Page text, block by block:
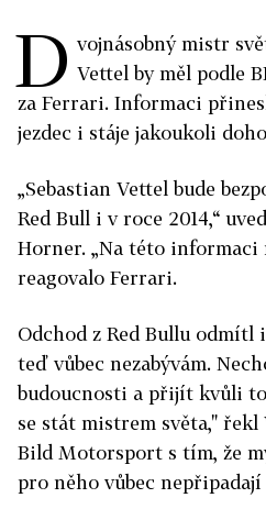
D vojnásobný mistr
Vettel by měl podle
za Ferrari. Informaci
jezdec i stáje jakoukoli
„Sebastian Vettel bude
Red Bull i v roce 2014,“
Horner. „Na této informaci
reagovalo Ferrari.
Odchod z Red Bullu odmítl
teď vůbec nezabývám.
budoucnosti a přijít kvůli
se stát mistrem světa,"
Bild Motorsport s tím, že
pro něho vůbec nepřipadají